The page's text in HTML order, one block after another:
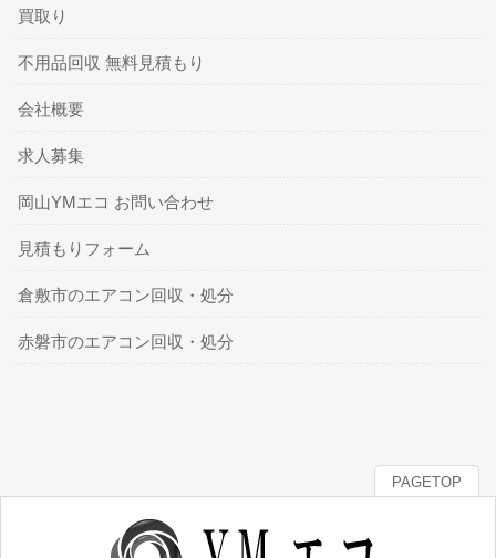
買取り
不用品回収 無料見積もり
会社概要
求人募集
岡山YMエコ お問い合わせ
見積もりフォーム
倉敷市のエアコン回収・処分
赤磐市のエアコン回収・処分
PAGETOP